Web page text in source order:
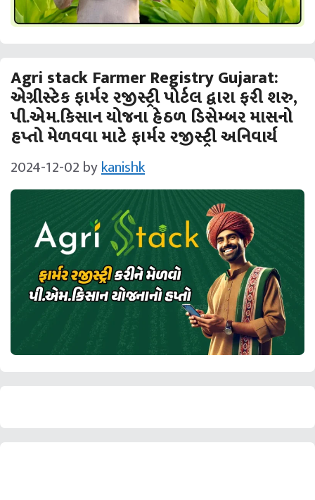
Agri stack Farmer Registry Gujarat:
એગ્રીસ્ટેક ફાર્મર રજીસ્ટ્રી પોર્ટલ દ્વારા ફરી શરુ,
પી.એમ.કિસાન યોજના હેઠળ ડિસેમ્બર માસનો
હપ્તો મેળવવા માટે ફાર્મર રજીસ્ટ્રી અનિવાર્ય
2024-12-02 bykanishk